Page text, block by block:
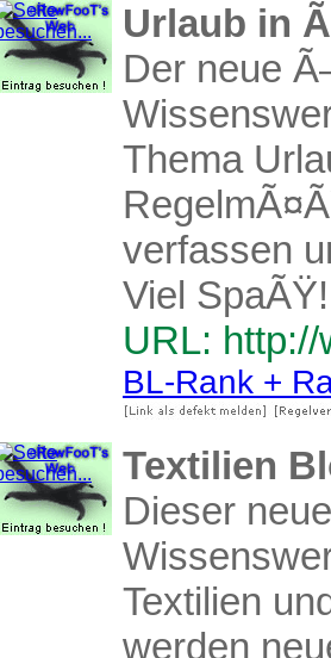
Urlaub in
Der neue
Thema
verfassen
Viel SpaÃŸ!
URL:
BL-Rank +
Textilien
Dieser
Textilien
werden